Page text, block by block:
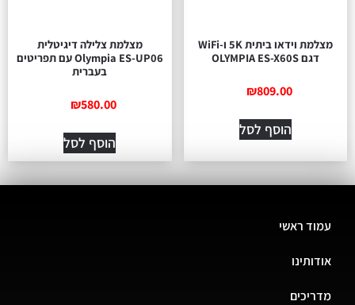
מצלמת וידאו ביתית 5K ו-WiFi
דגם OLYMPIA ES-X60S
₪809.00
הוסף לסל
מצלמת צלילה דיגיטלית
Olympia ES-UP06 עם תפריטים
בעברית
₪580.00
הוסף לסל
עמוד ראשי
אודותינו
מדריכים